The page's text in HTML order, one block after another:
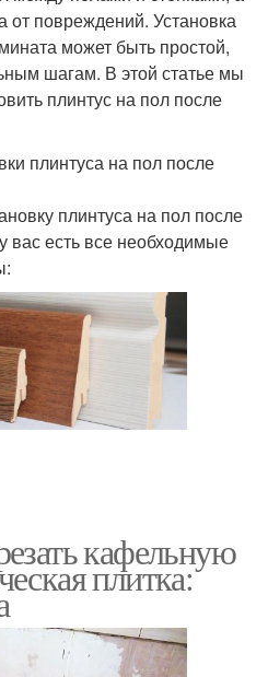
от повреждений. Установка
может быть простой,
шагам. В этой статье мы
плинтус на пол после
плинтуса на пол после
плинтуса на пол после
вас есть все необходимые
кафельную
плитка: